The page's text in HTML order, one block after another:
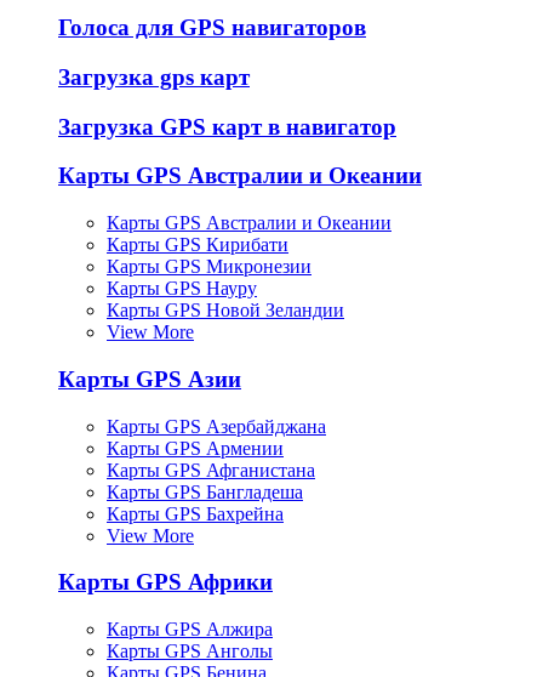
Голоса для GPS навигаторов
Загрузка gps карт
Загрузка GPS карт в навигатор
Карты GPS Австралии и Океании
Карты GPS Австралии и Океании
Карты GPS Кирибати
Карты GPS Микронезии
Карты GPS Науру
Карты GPS Новой Зеландии
View More
Карты GPS Азии
Карты GPS Азербайджана
Карты GPS Армении
Карты GPS Афганистана
Карты GPS Бангладеша
Карты GPS Бахрейна
View More
Карты GPS Африки
Карты GPS Алжира
Карты GPS Анголы
Карты GPS Бенина